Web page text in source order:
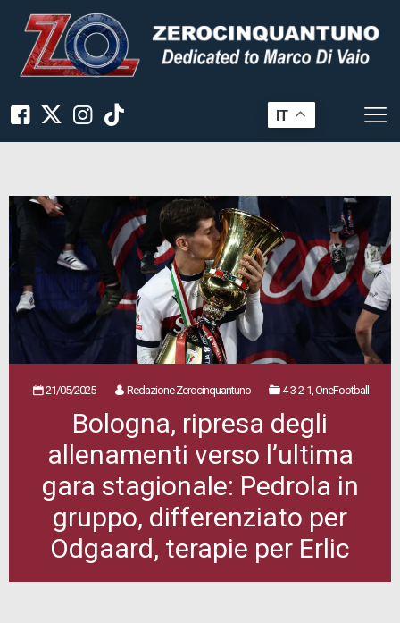
IT
21/05/2025 Redazione Zerocinquantuno 4-3-2-1, OneFootball
Bologna, ripresa degli
allenamenti verso l’ultima
gara stagionale: Pedrola in
gruppo, differenziato per
Odgaard, terapie per Erlic